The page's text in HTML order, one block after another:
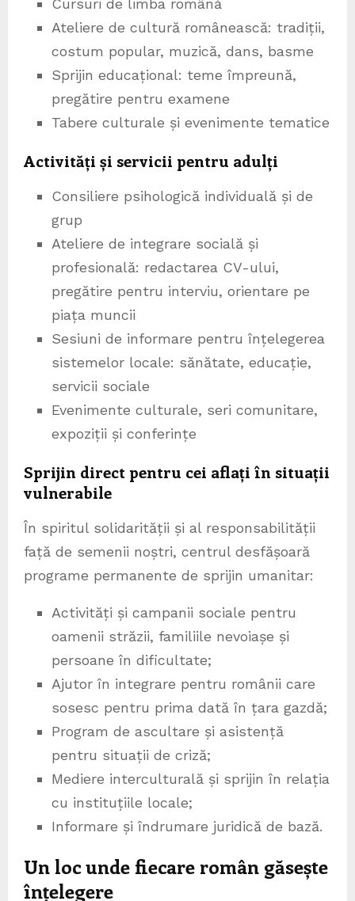
Cursuri de limba română
Ateliere de cultură românească: tradiții,
costum popular, muzică, dans, basme
Sprijin educațional: teme împreună,
pregătire pentru examene
Tabere culturale și evenimente tematice
Activități și servicii pentru adulți
Consiliere psihologică individuală și de
grup
Ateliere de integrare socială și
profesională: redactarea CV-ului,
pregătire pentru interviu, orientare pe
piața muncii
Sesiuni de informare pentru înțelegerea
sistemelor locale: sănătate, educație,
servicii sociale
Evenimente culturale, seri comunitare,
expoziții și conferințe
Sprijin direct pentru cei aflați în situații
vulnerabile
În spiritul solidarității și al responsabilității
față de semenii noștri, centrul desfășoară
programe permanente de sprijin umanitar:
Activități și campanii sociale pentru
oamenii străzii, familiile nevoiașe și
persoane în dificultate;
Ajutor în integrare pentru românii care
sosesc pentru prima dată în țara gazdă;
Program de ascultare și asistență
pentru situații de criză;
Mediere interculturală și sprijin în relația
cu instituțiile locale;
Informare și îndrumare juridică de bază.
Un loc unde fiecare român găsește
înțelegere